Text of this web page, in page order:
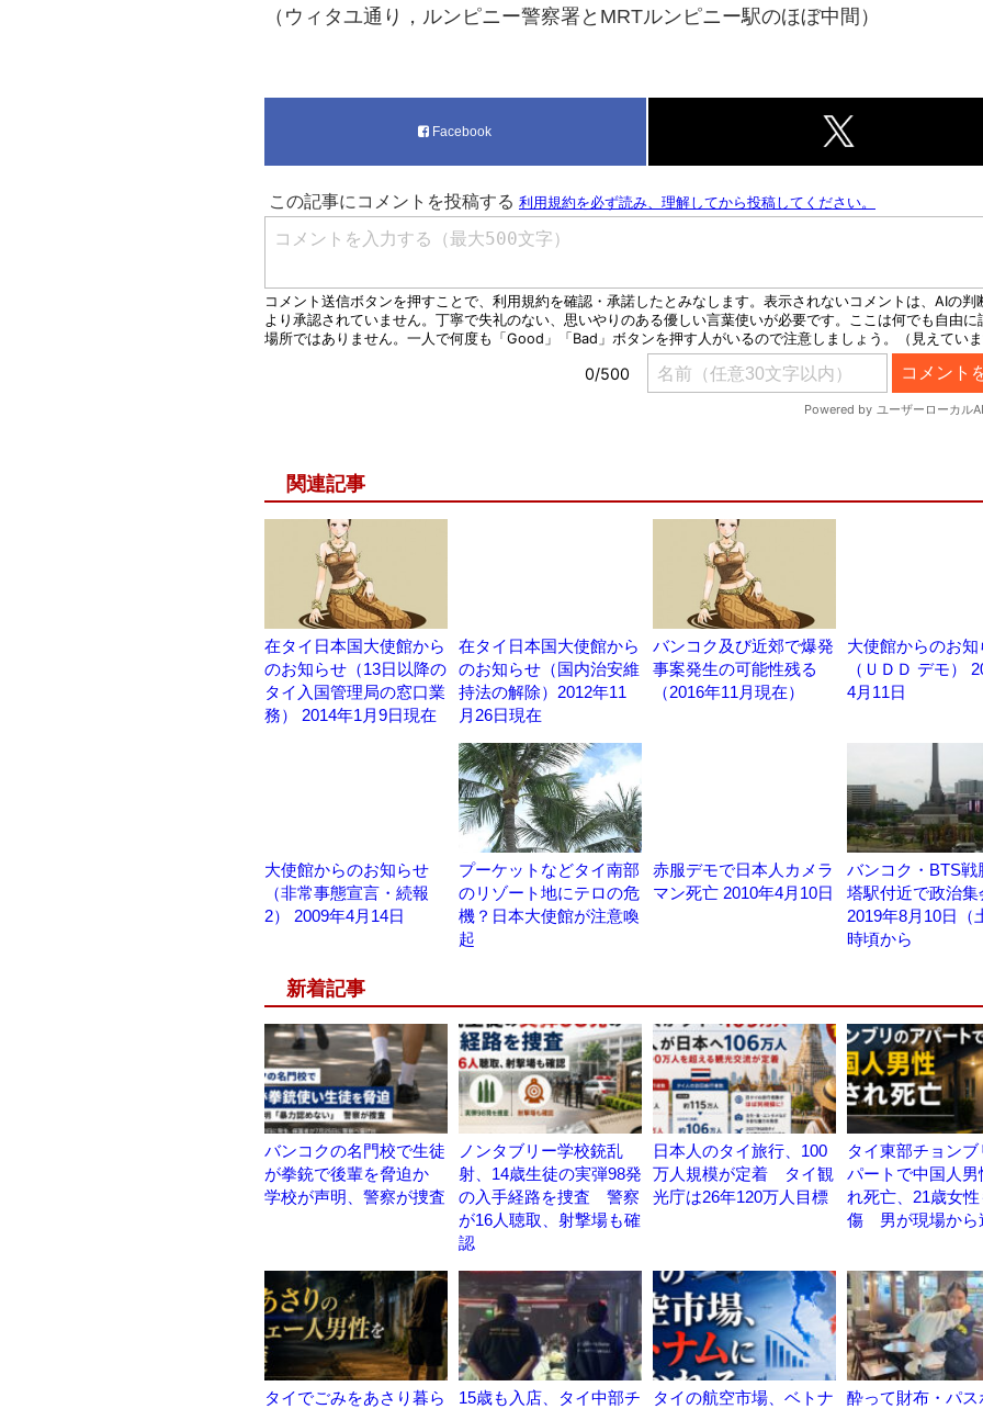
（ウィタユ通り，ルンピニー警察署とMRTルンピニー駅のほぼ中間）
Facebook
関連記事
在タイ日本国大使館から
のお知らせ（13日以降の
タイ入国管理局の窓口業
務） 2014年1月9日現在
在タイ日本国大使館から
のお知らせ（国内治安維
持法の解除）2012年11
月26日現在
バンコク及び近郊で爆発
事案発生の可能性残る
（2016年11月現在）
大使館からのお知
（ＵＤＤ デモ）
4月11日
大使館からのお知らせ
（非常事態宣言・続報
2） 2009年4月14日
プーケットなどタイ南部
のリゾート地にテロの危
機？日本大使館が注意喚
起
赤服デモで日本人カメラ
マン死亡 2010年4月10日
バンコク・BTS戦
塔駅付近で政治集
2019年8月10日（
時頃から
新着記事
バンコクの名門校で生徒
が拳銃で後輩を脅迫か
学校が声明、警察が捜査
ノンタブリー学校銃乱
射、14歳生徒の実弾98発
の入手経路を捜査 警察
が16人聴取、射撃場も確
認
日本人のタイ旅行、100
万人規模が定着 タイ観
光庁は26年120万人目標
タイ東部チョンブ
パートで中国人男
れ死亡、21歳女性
傷 男が現場から
タイでごみをあさり暮ら 15歳も入店、タイ中部チ タイの航空市場、ベトナ 酔って財布・パス